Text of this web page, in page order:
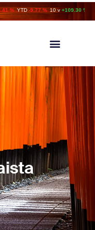
% YTD -9.77 % 10 v +109.30 %